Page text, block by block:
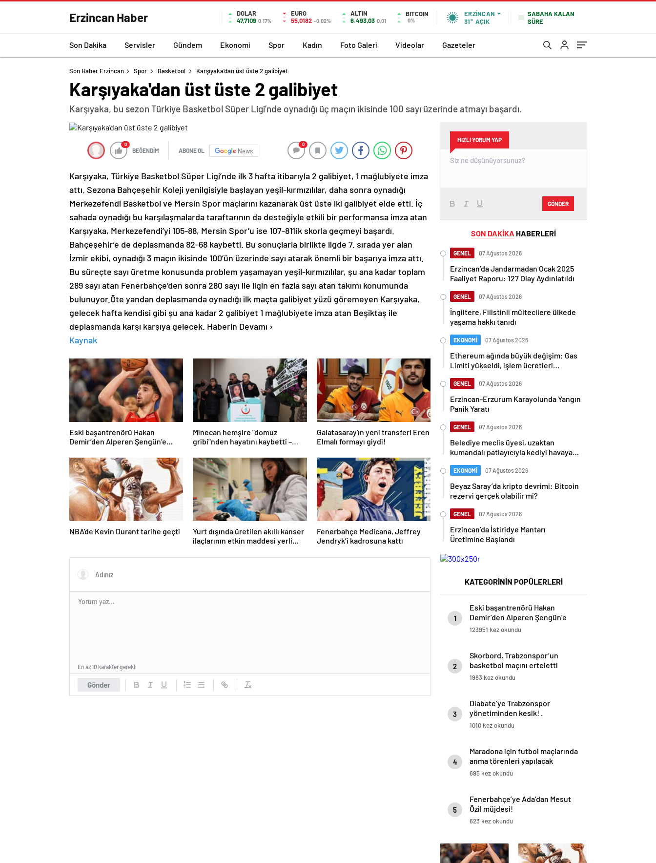
Erzincan Haber
DOLAR
47,7109 0.17%
EURO
55,0182 -0.02%
ALTIN
6.493,03 0,01
BITCOIN
0%
ERZINCAN
31° AÇIK
SABAHA KALAN
SÜRE
Son Dakika Servisler Gündem Ekonomi Spor Kadın Foto Galeri Videolar Gazeteler
Son Haber Erzincan Spor Basketbol Karşıyaka'dan üst üste 2 galibiyet
Karşıyaka'dan üst üste 2 galibiyet
Karşıyaka, bu sezon Türkiye Basketbol Süper Ligi’nde oynadığı üç maçın ikisinde 100 sayı üzerinde atmayı başardı.
0
BEĞENDİM ABONE OL News
0
Karşıyaka, Türkiye Basketbol Süper Ligi’nde ilk 3 hafta itibarıyla 2 galibiyet, 1 mağlubiyete imza
attı. Sezona Bahçeşehir Koleji yenilgisiyle başlayan yeşil-kırmızılılar, daha sonra oynadığı
Merkezefendi Basketbol ve Mersin Spor maçlarını kazanarak üst üste iki galibiyet elde etti. İç
sahada oynadığı bu karşılaşmalarda taraftarının da desteğiyle etkili bir performansa imza atan
Karşıyaka, Merkezefendi’yi 105-88, Mersin Spor’u ise 107-81’lik skorla geçmeyi başardı.
Bahçeşehir’e de deplasmanda 82-68 kaybetti. Bu sonuçlarla birlikte ligde 7. sırada yer alan
İzmir ekibi, oynadığı 3 maçın ikisinde 100’ün üzerinde sayı atarak önemli bir başarıya imza attı.
Bu süreçte sayı üretme konusunda problem yaşamayan yeşil-kırmızılılar, şu ana kadar toplam
289 sayı atan Fenerbahçe’den sonra 280 sayı ile ligin en fazla sayı atan takımı konumunda
bulunuyor.Öte yandan deplasmanda oynadığı ilk maçta galibiyet yüzü göremeyen Karşıyaka,
gelecek hafta kendisi gibi şu ana kadar 2 galibiyet 1 mağlubiyete imza atan Beşiktaş ile
deplasmanda karşı karşıya gelecek. Haberin Devamı ›
Kaynak
Eski başantrenörü Hakan
Demir’den Alperen Şengün’e
Minecan hemşire "domuz
gribi"nden hayatını kaybetti –
Galatasaray'ın yeni transferi Eren
Elmalı formayı giydi!
NBA'de Kevin Durant tarihe geçti
Yurt dışında üretilen akıllı kanser
ilaçlarının etkin maddesi yerli
Haberleri
Fenerbahçe Medicana, Jeffrey
Jendryk’i kadrosuna kattı
Gönder
En az 10 karakter gerekli
HIZLI YORUM YAP
GÖNDER
SON DAKİKA HABERLERİ
GENEL 07 Ağustos 2026
Erzincan’da Jandarmadan Ocak 2025
Faaliyet Raporu: 127 Olay Aydınlatıldı
GENEL 07 Ağustos 2026
İngiltere, Filistinli mültecilere ülkede
yaşama hakkı tanıdı
EKONOMİ 07 Ağustos 2026
Ethereum ağında büyük değişim: Gas
Limiti yükseldi, işlem ücretleri
GENEL 07 Ağustos 2026
Erzincan-Erzurum Karayolunda Yangın
Panik Yaratı
GENEL 07 Ağustos 2026
Belediye meclis üyesi, uzaktan
kumandalı patlayıcıyla kediyi havaya
EKONOMİ 07 Ağustos 2026
Beyaz Saray’da kripto devrimi: Bitcoin
rezervi gerçek olabilir mi?
GENEL 07 Ağustos 2026
Erzincan’da İstiridye Mantarı
Üretimine Başlandı
KATEGORİNİN POPÜLERLERİ
1
Eski başantrenörü Hakan
Demir’den Alperen Şengün’e
övgü
123951 kez okundu
2
Skorbord, Trabzonspor’un
basketbol maçını erteletti
1983 kez okundu
3
Diabate’ye Trabzonspor
yönetiminden kesik! .
1010 kez okundu
4
Maradona için futbol maçlarında
anma törenleri yapılacak
695 kez okundu
5
Fenerbahçe’ye Ada’dan Mesut
Özil müjdesi!
623 kez okundu